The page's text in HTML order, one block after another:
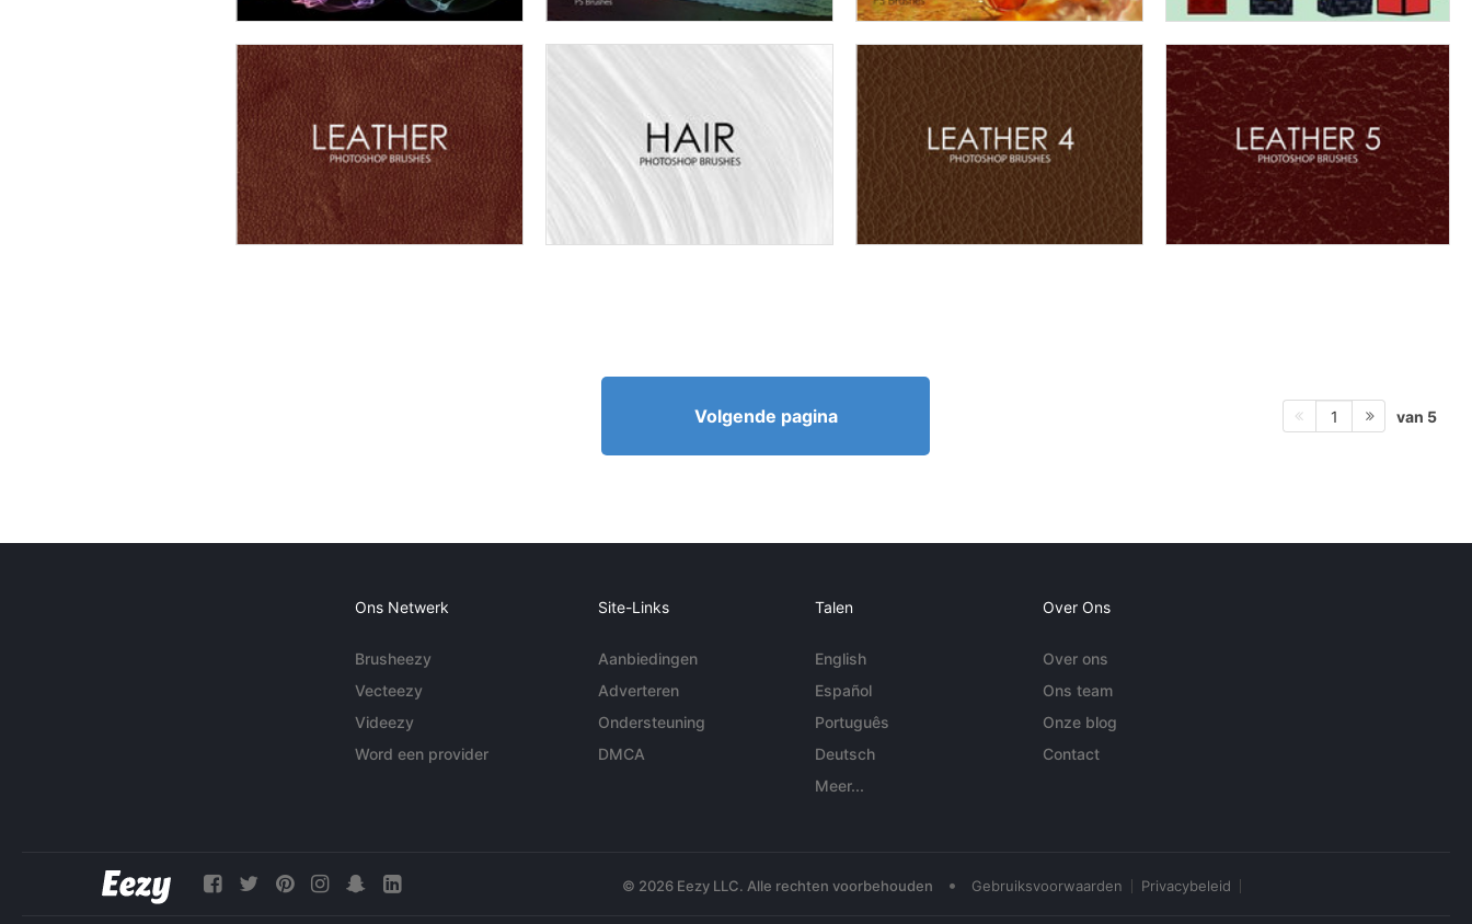
Volgende pagina 1 van 5
Ons Netwerk
Brusheezy
Vecteezy
Videezy
Word een provider
Site-Links
Aanbiedingen
Adverteren
Ondersteuning
DMCA
Talen
English
Español
Português
Deutsch
Meer...
Over Ons
Over ons
Ons team
Onze blog
Contact
© 2026 Eezy LLC. Alle rechten voorbehouden • Gebruiksvoorwaarden Privacybeleid